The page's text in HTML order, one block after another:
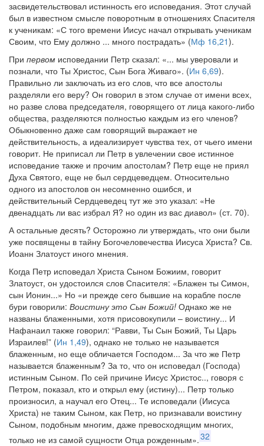
засвидетельствовал истинность его исповедания. Этот случай
был в известном смысле поворотным в отношениях Спасителя
к ученикам: «С того времени Иисус начал открывать ученикам
Своим, что Ему должно ... много пострадать» (Мф 16,21).
При первом исповедании Петр сказал: «... мы уверовали и
познали, что Ты Христос, Сын Бога Живаго». (Ин 6,69).
Правильно ли заключать из его слов, что все апостолы
разделяли его веру? Он говорил в этом случае от имени всех,
но разве слова председателя, говорящего от лица какого-либо
общества, разделяются полностью каждым из его членов?
Обыкновенно даже сам говорящий выражает не
действительность, а идеализирует чувства тех, от чьего имени
говорит. Не приписал ли Петр в увлечении свое истинное
исповедание также и прочим апостолам? Петр еще не приял
Духа Святого, еще не был сердцеведцем. Относительно
одного из апостолов он несомненно ошибся, и
действительный Сердцеведец тут же это указал: «Не
двенадцать ли вас избрал Я? но один из вас диавол» (ст. 70).
А остальные десять? Осторожно ли утверждать, что они были
уже посвящены в тайну Богочеловечества Иисуса Христа? Св.
Иоанн Златоуст иного мнения.
Когда Петр исповедал Христа Сыном Божиим, говорит
Златоуст, он удостоился слов Спасителя: «Блажен ты Симон,
сын Ионин...» Но «и прежде сего бывшие на корабле после
бури говорили: Воистину это Сын Божий! Однако же не
названы блаженными, хотя присовокупили – воистину... И
Нафанаил также говорил: “Равви, Ты Сын Божий, Ты Царь
Израилев!” (Ин 1,49), однако не только не называется
блаженным, но еще обличается Господом... За что же Петр
называется блаженным? За то, что он исповедал (Господа)
истинным Сыном. По сей причине Иисус Христос.., говоря с
Петром, показал, кто и открыл ему (истину)... Петр только
произносил, а научал его Отец... Те исповедали (Иисуса
Христа) не таким Сыном, как Петр, но признавали воистину
Сыном, подобным многим, даже превосходящим многих,
только не из самой сущности Отца рожденным».32